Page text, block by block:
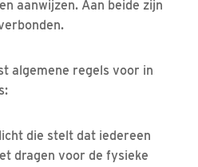
aanwijzen. Aan beide zijn
algemene regels voor in
die stelt dat iedereen
dragen voor de fysieke